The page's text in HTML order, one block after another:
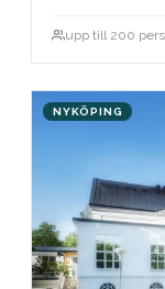
upp till 200 pers.
NYKÖPING